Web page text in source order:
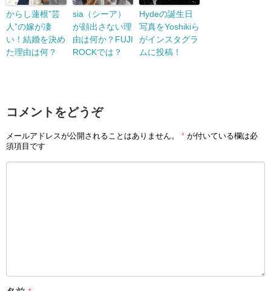
からし蓮根”芸
人”の嫁が凄
い！結婚を決め
た理由は何？
sia（シーア）
が顔出さない理
由は何か？FUJI
ROCKでは？
Hydeの誕生日
写真をYoshikiら
がインスタグラ
ムに投稿！
コメントをどうぞ
メールアドレスが公開されることはありません。 * が付いている欄は必
須項目です